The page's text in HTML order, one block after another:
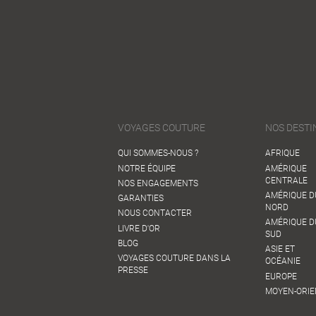
VOYAGES COUTURE
QUI SOMMES-NOUS ?
NOTRE ÉQUIPE
NOS ENGAGEMENTS
GARANTIES
NOUS CONTACTER
LIVRE D'OR
BLOG
VOYAGES COUTURE DANS LA
PRESSE
NOS
AFRIQUE
AMÉRIQUE
CENTRALE
AMÉRIQUE
NORD
AMÉRIQUE
SUD
ASIE ET
OCÉANIE
EUROPE
MOYEN-